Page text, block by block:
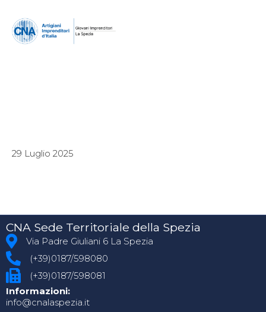
29 Luglio 2025
CNA Sede Territoriale della Spezia
Via Padre Giuliani 6 La Spezia
(+39)0187/598080
(+39)0187/598081
Informazioni:
info@cnalaspezia.it